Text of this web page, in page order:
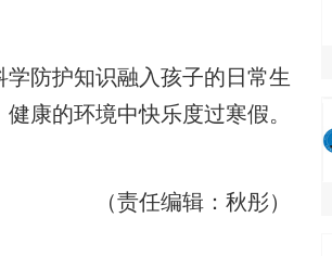
防护知识融入孩子的日常生
康的环境中快乐度过寒假。
（责任编辑：秋彤）